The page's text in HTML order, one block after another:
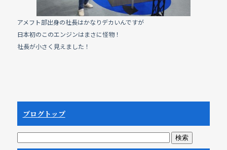
アメフト部出身の社長はかなりデカいんですが
日本初のこのエンジンはまさに怪物！
社長が小さく見えました！
ブログトップ